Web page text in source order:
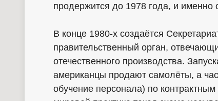
продержится до 1978 года, и именно
В конце 1980-х создаётся
правительственный орган,
отечественного производства.
американцы продают самолёты, а
обучение персонала) по